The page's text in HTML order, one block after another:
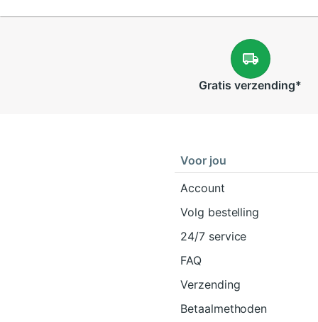
Gratis verzending*
Voor jou
Account
Volg bestelling
24/7 service
FAQ
Verzending
Betaalmethoden